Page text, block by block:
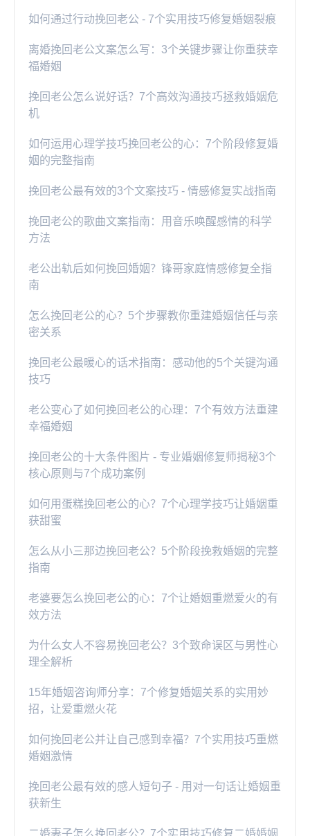
如何通过行动挽回老公 - 7个实用技巧修复婚姻裂痕
离婚挽回老公文案怎么写：3个关键步骤让你重获幸
福婚姻
挽回老公怎么说好话？7个高效沟通技巧拯救婚姻危
机
如何运用心理学技巧挽回老公的心：7个阶段修复婚
姻的完整指南
挽回老公最有效的3个文案技巧 - 情感修复实战指南
挽回老公的歌曲文案指南：用音乐唤醒感情的科学
方法
老公出轨后如何挽回婚姻？锋哥家庭情感修复全指
南
怎么挽回老公的心？5个步骤教你重建婚姻信任与亲
密关系
挽回老公最暖心的话术指南：感动他的5个关键沟通
技巧
老公变心了如何挽回老公的心理：7个有效方法重建
幸福婚姻
挽回老公的十大条件图片 - 专业婚姻修复师揭秘3个
核心原则与7个成功案例
如何用蛋糕挽回老公的心？7个心理学技巧让婚姻重
获甜蜜
怎么从小三那边挽回老公？5个阶段挽救婚姻的完整
指南
老婆要怎么挽回老公的心：7个让婚姻重燃爱火的有
效方法
为什么女人不容易挽回老公？3个致命误区与男性心
理全解析
15年婚姻咨询师分享：7个修复婚姻关系的实用妙
招，让爱重燃火花
如何挽回老公并让自己感到幸福？7个实用技巧重燃
婚姻激情
挽回老公最有效的感人短句子 - 用对一句话让婚姻重
获新生
二婚妻子怎么挽回老公？7个实用技巧修复二婚婚姻